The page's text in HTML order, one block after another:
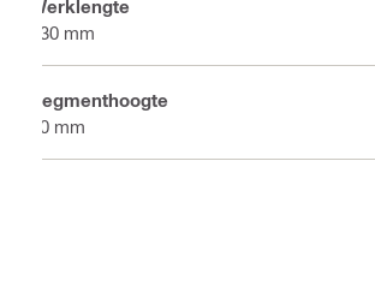
Werklengte
430 mm
Segmenthoogte
10 mm